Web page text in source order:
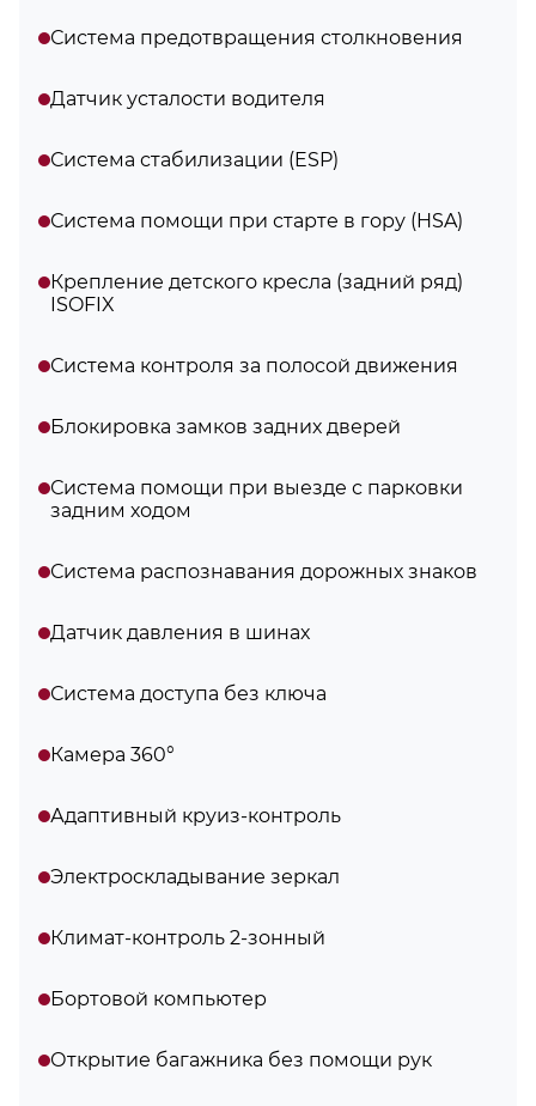
Система предотвращения столкновения
Датчик усталости водителя
Система стабилизации (ESP)
Система помощи при старте в гору (HSA)
Крепление детского кресла (задний ряд)
ISOFIX
Система контроля за полосой движения
Блокировка замков задних дверей
Система помощи при выезде с парковки
задним ходом
Система распознавания дорожных знаков
Датчик давления в шинах
Система доступа без ключа
Камера 360°
Адаптивный круиз-контроль
Электроскладывание зеркал
Климат-контроль 2-зонный
Бортовой компьютер
Открытие багажника без помощи рук